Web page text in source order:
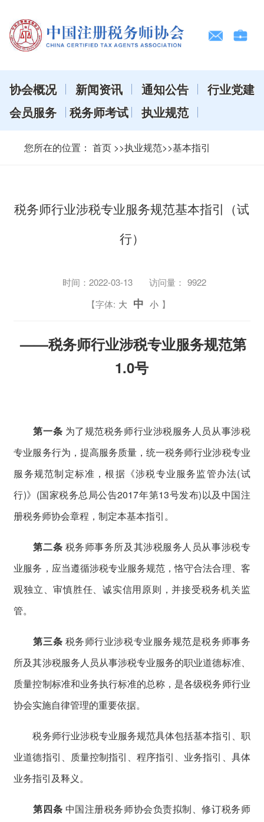
协会概况 新闻资讯 通知公告
行业党建
会员服务
税务师考试 执业规范
您所在的位置： 首页 >>执业规范>>基本指引
税务师行业涉税专业服务规范基本指引（试
行）
时间：2022-03-13 访问量： 9922
【字体: 大 中 小 】
——税务师行业涉税专业服务规范第
1.0号
第一条 为了规范税务师行业涉税服务人员从事涉税
专业服务行为，提高服务质量，统一税务师行业涉税专业
服务规范制定标准，根据《涉税专业服务监管办法(试
行)》(国家税务总局公告2017年第13号发布)以及中国注
册税务师协会章程，制定本基本指引。
第二条 税务师事务所及其涉税服务人员从事涉税专
业服务，应当遵循涉税专业服务规范，恪守合法合理、客
观独立、审慎胜任、诚实信用原则，并接受税务机关监
管。
第三条 税务师行业涉税专业服务规范是税务师事务
所及其涉税服务人员从事涉税专业服务的职业道德标准、
质量控制标准和业务执行标准的总称，是各级税务师行业
协会实施自律管理的重要依据。
税务师行业涉税专业服务规范具体包括基本指引、职
业道德指引、质量控制指引、程序指引、业务指引、具体
业务指引及释义。
第四条 中国注册税务师协会负责拟制、修订税务师